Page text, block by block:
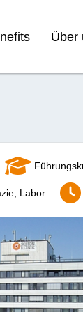
Über
Labor